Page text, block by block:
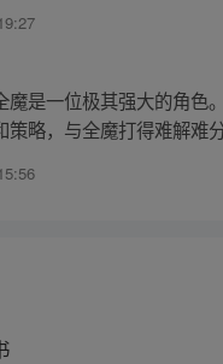
魔是一位极其强大的角
策略，与全魔打得难解难